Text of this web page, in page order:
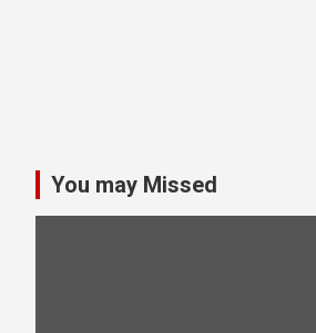
You may Missed